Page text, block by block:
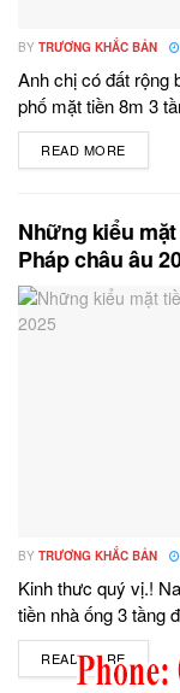
BY TRƯƠNG KHẮC BẢN
Anh chị có đất rộng
phố mặt tiền 8m 3
READ MORE
Những kiểu
Pháp châu âu
BY TRƯƠNG KHẮC BẢN
Kinh thưc quý vị.!
tiền nhà ống 3 tầng
READ MORE